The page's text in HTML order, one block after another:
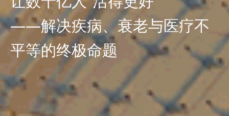
——解决疾病、衰老与医疗不
平等的终极命题